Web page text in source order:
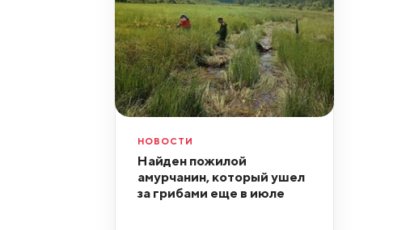
НОВОСТИ
Найден пожилой
амурчанин, который ушел
за грибами еще в июле